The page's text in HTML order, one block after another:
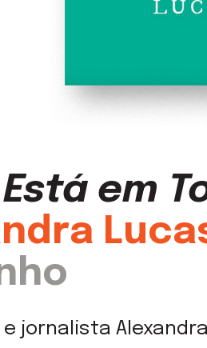
em
jornalista